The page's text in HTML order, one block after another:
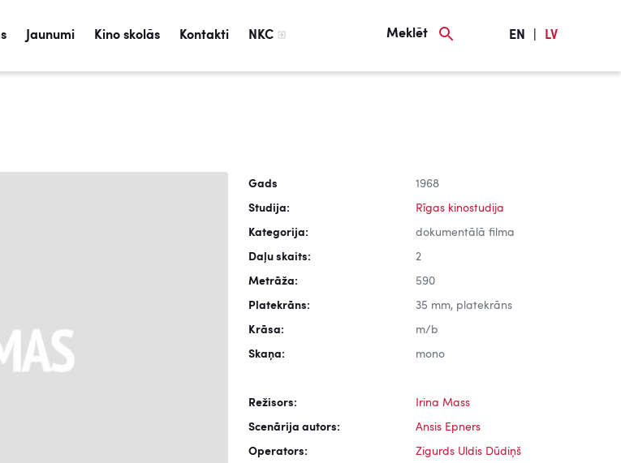
Jaunumi Kino skolās Kontakti NKC Meklēt EN LV
Gads 1968
Studija: Rīgas kinostudija
Kategorija: dokumentālā filma
Daļu skaits: 2
Metrāža: 590
Platekrāns: 35 mm, platekrāns
Krāsa: m/b
Skaņa: mono
Režisors: Irina Mass
Scenārija autors: Ansis Epners
Operators: Zigurds Uldis Dūdiņš